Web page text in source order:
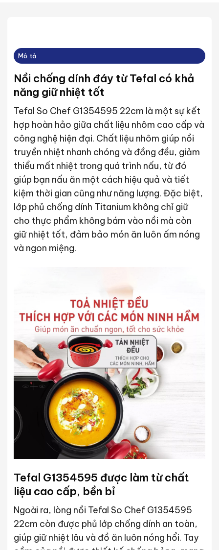
Mô tả
Nồi chống dính đáy từ Tefal có khả
năng giữ nhiệt tốt
Tefal So Chef G1354595 22cm là một sự kết
hợp hoàn hảo giữa chất liệu nhôm cao cấp và
công nghệ hiện đại. Chất liệu nhôm giúp nồi
truyền nhiệt nhanh chóng và đồng đều, giảm
thiểu mất nhiệt trong quá trình nấu, từ đó
giúp bạn nấu ăn một cách hiệu quả và tiết
kiệm thời gian cũng như năng lượng. Đặc biệt,
lớp phủ chống dính Titanium không chỉ giữ
cho thực phẩm không bám vào nồi mà còn
giữ nhiệt tốt, đảm bảo món ăn luôn ấm nóng
và ngon miệng.
Tefal G1354595 được làm từ chất
liệu cao cấp, bền bỉ
Ngoài ra, lòng nồi Tefal So Chef G1354595
22cm còn được phủ lớp chống dính an toàn,
giúp giữ nhiệt lâu và đồ ăn luôn nóng hổi. Tay